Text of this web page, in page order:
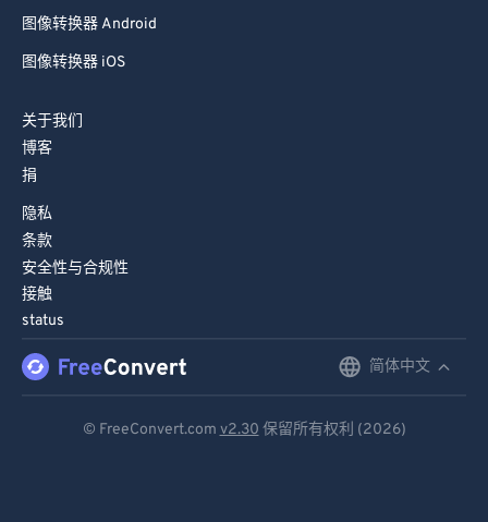
图像转换器 Android
图像转换器 iOS
关于我们
博客
捐
隐私
条款
安全性与合规性
接触
status
简体中文
© FreeConvert.com v2.30 保留所有权利 (2026)